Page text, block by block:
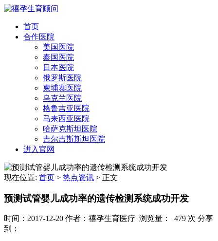
首页
合作医院
美国医院
泰国医院
日本医院
俄罗斯医院
柬埔寨医院
乌克兰医院
格鲁吉亚医院
马来西亚医院
哈萨克斯坦医院
吉尔吉斯斯坦医院
进入官网
现在位置: 首页 > 热点资讯 > 正文
预测试管婴儿成功率的遗传检测系统成功开发
时间：2017-12-20 作者：禧孕生育医疗 浏览量： 479 次 分享
到：